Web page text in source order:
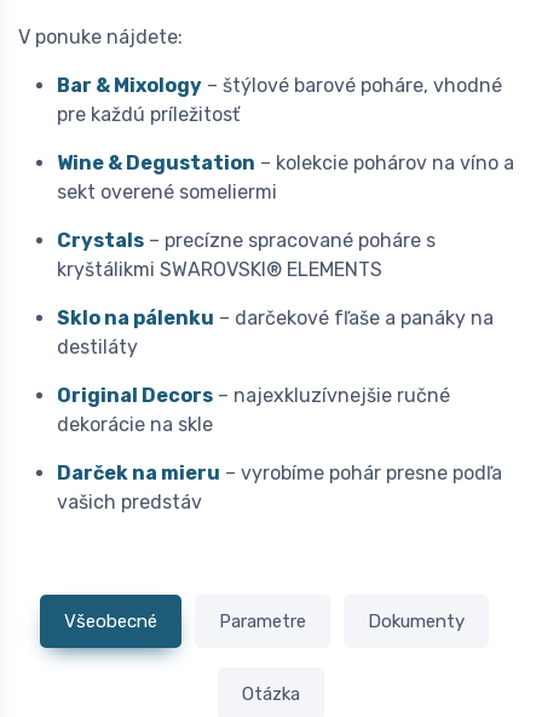
V ponuke nájdete:
Bar & Mixology – štýlové barové poháre, vhodné
pre každú príležitosť
Wine & Degustation – kolekcie pohárov na víno a
sekt overené someliermi
Crystals – precízne spracované poháre s
kryštálikmi SWAROVSKI® ELEMENTS
Sklo na pálenku – darčekové fľaše a panáky na
destiláty
Original Decors – najexkluzívnejšie ručné
dekorácie na skle
Darček na mieru – vyrobíme pohár presne podľa
vašich predstáv
Všeobecné Parametre Dokumenty
Otázka